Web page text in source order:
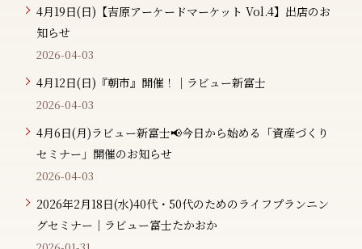
4月19日(日)【吉原アーケードマーケット Vol.4】出店のお
知らせ
2026-04-03
4月12日(日)『朝市』開催！｜ラビュー新富士
2026-04-03
4月6日(月)ラビュー新富士📢今日から始める「資産づくり
セミナー」開催のお知らせ
2026-04-03
2026年2月18日(水)40代・50代のためのライフプランニン
グセミナー｜ラビュー富士たかおか